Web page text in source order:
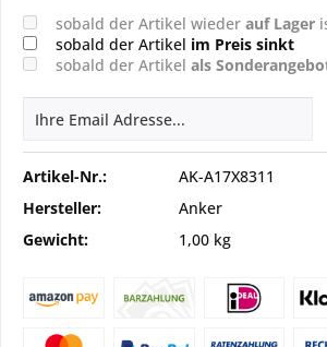
sobald der Artikel wieder auf Lager
sobald der Artikel im Preis sinkt
sobald der Artikel als
Artikel-Nr.:
AK-A17X8311
Hersteller:
Anker
Gewicht:
1,00 kg